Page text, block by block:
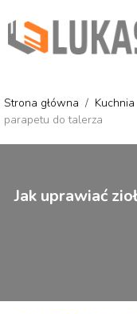
Strona główna / Kuchnia
parapetu do talerza
Jak uprawiać